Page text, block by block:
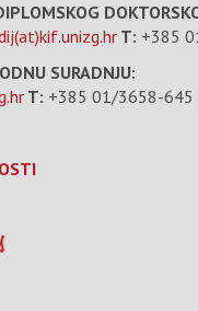
T: +385
SURADNJU:
T: +385 01/3658-645